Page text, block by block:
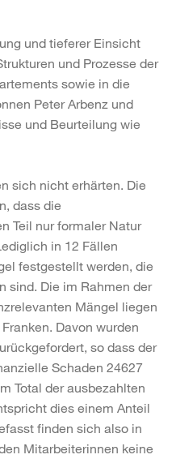
und tieferer Einsicht
und Prozesse der
sowie in die
Peter Arbenz und
und Beurteilung wie
sich nicht erhärten. Die
dass die
Teil nur formaler Natur
in 12 Fällen
festgestellt werden, die
sind. Die im Rahmen der
Mängel liegen
Davon wurden
so dass der
Schaden 24627
Total der ausbezahlten
dies einem Anteil
finden sich also in
Mitarbeiterinnen keine